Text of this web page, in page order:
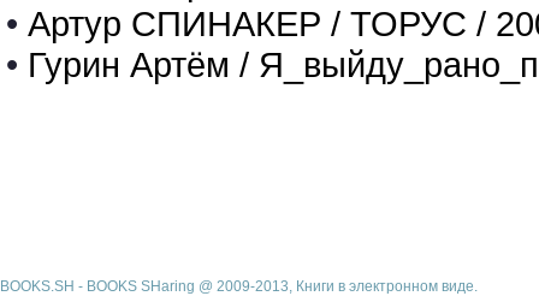
• Артур СПИНАКЕР / ТОРУС /
• Гурин Артём /
BOOKS.SH - BOOKS SHaring @ 2009-2013, Книги в электронном виде.